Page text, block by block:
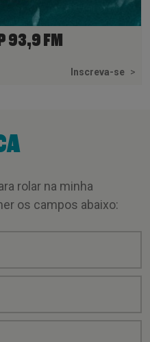
93,9 FM
Inscreva-se >
rolar na minha
os campos abaixo: